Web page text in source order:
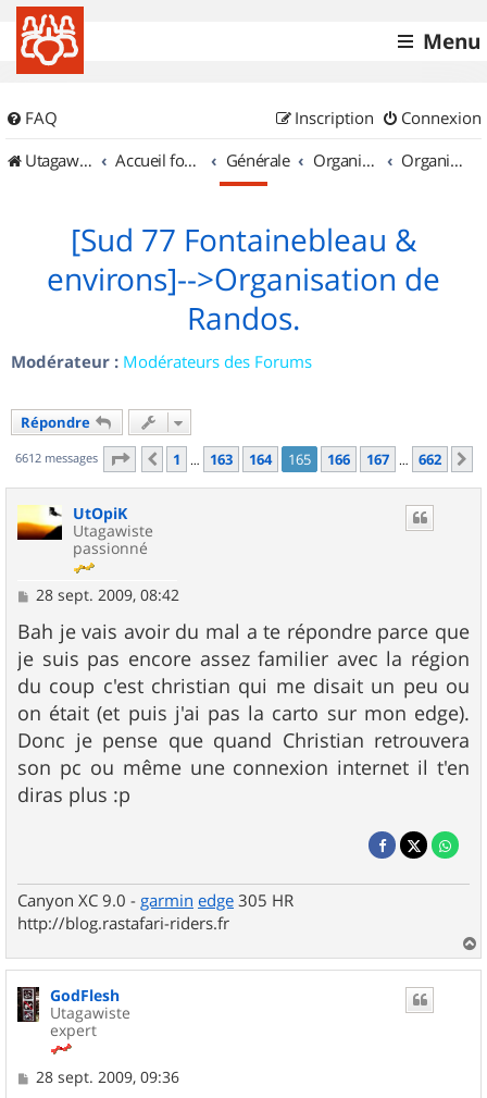
Menu
FAQ Connexion
Inscription
UtagawaVTT (Randos VTT et VTTAE avec traces GPS)
Accueil forum Générale Organisation de sorties & Recherche de partenaires Organisation de sorties en région Île de France
[Sud 77 Fontainebleau &
environs]-->Organisation de
Randos.
Modérateur : Modérateurs des Forums
Répondre
6612 messages Page 165 sur662
Précédent
1 … 163 164 165 166 167 … 662
UtOpiK
Utagawiste
passionné
M
s
s
a
g
e
28 sept. 2009, 08:42
Bah je vais avoir du mal a te répondre parce que
je suis pas encore assez familier avec la région
du coup c'est christian qui me disait un peu ou
on était (et puis j'ai pas la carto sur mon edge).
Donc je pense que quand Christian retrouvera
son pc ou même une connexion internet il t'en
diras plus :p
Canyon XC 9.0 - garmin edge 305 HR
http://blog.rastafari-riders.fr
a
u
GodFlesh
Utagawiste
expert
M
28 sept. 2009, 09:36